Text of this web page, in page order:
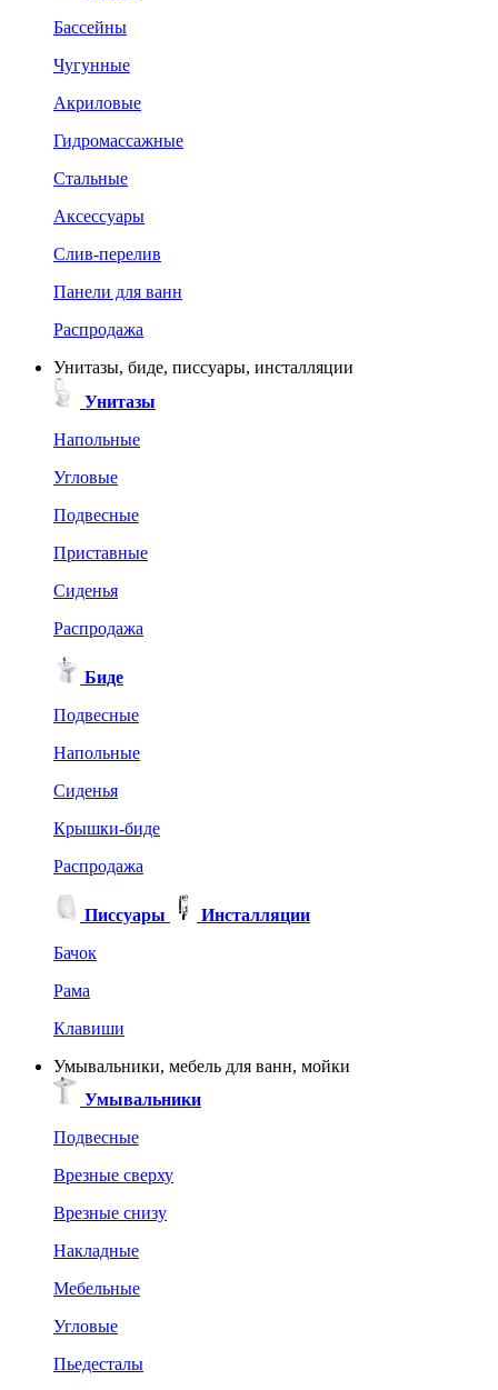
Бассейны
Чугунные
Акриловые
Гидромассажные
Стальные
Аксессуары
Слив-перелив
Панели для ванн
Распродажа
Унитазы, биде, писсуары, инсталляции
Унитазы
Напольные
Угловые
Подвесные
Приставные
Сиденья
Распродажа
Биде
Подвесные
Напольные
Сиденья
Крышки-биде
Распродажа
Писсуары
Инсталляции
Бачок
Рама
Клавиши
Умывальники, мебель для ванн, мойки
Умывальники
Подвесные
Врезные сверху
Врезные снизу
Накладные
Мебельные
Угловые
Пьедесталы